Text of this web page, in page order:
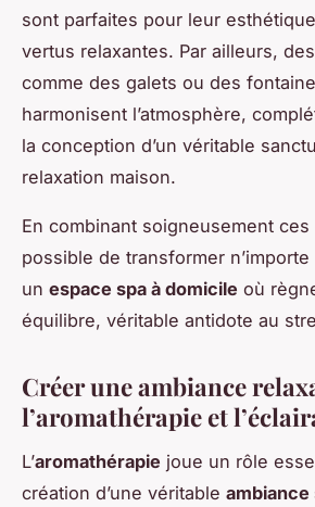
sont parfaites pour leur
vertus relaxantes. Par ailleurs,
comme des galets ou des
harmonisent l’atmosphère,
la conception d’un véritable
relaxation maison.
En combinant soigneusement
possible de transformer
un espace spa à domicile où
équilibre, véritable antidote au
Créer une ambiance
l’aromathérapie et
L’aromathérapie joue un rôle
création d’une véritable ambiance